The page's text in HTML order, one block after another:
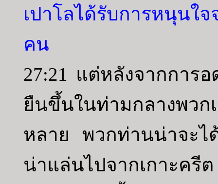
เปาโลได้รับการหนุนใ
คน
27:21 แต่หลังจากการ
ยืนขึ้นในท่ามกลางพว
หลาย พวกท่านน่าจะไ
น่าแล่นไปจากเกาะครี